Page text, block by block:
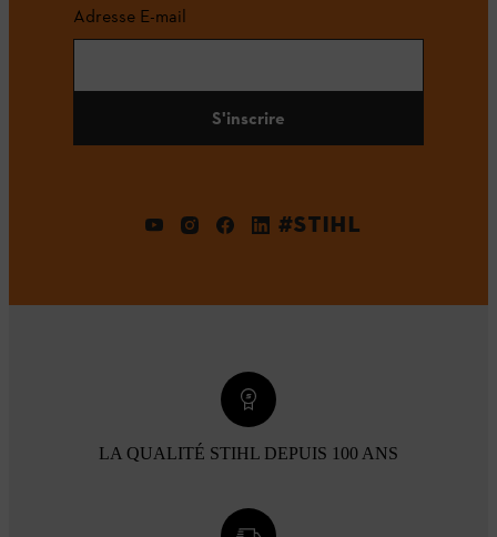
Adresse E-mail
S'inscrire
#STIHL
LA QUALITÉ STIHL DEPUIS 100 ANS